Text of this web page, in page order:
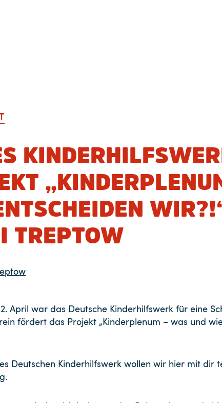
TREPTOW
April war das Deutsche Kinderhilfswerk für eine
fördert das Projekt „Kinderplenum – was und
Deutschen Kinderhilfswerk wollen wir hier mit dir
.